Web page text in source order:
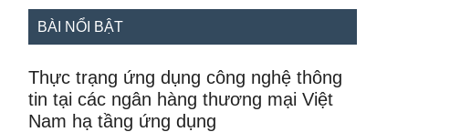
...
BÀI NỔI BẬT
Thực trạng ứng dụng công nghệ thông
tin tại các ngân hàng thương mại Việt
Nam hạ tầng ứng dụng